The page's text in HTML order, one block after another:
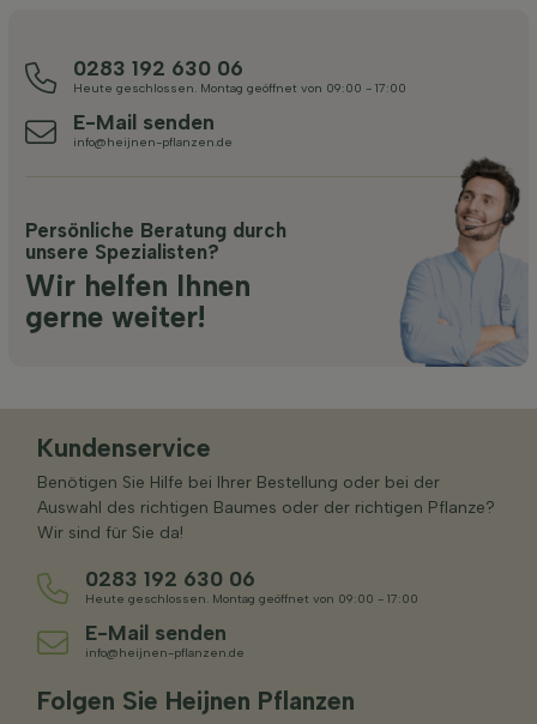
0283 192 630 06
Heute geschlossen. Montag geöffnet von 09:00 - 17:00
E-Mail senden
info@heijnen-pflanzen.de
Persönliche Beratung durch
unsere Spezialisten?
Wir helfen Ihnen
gerne weiter!
Kundenservice
Benötigen Sie Hilfe bei Ihrer Bestellung oder bei der
Auswahl des richtigen Baumes oder der richtigen Pflanze?
Wir sind für Sie da!
0283 192 630 06
Heute geschlossen. Montag geöffnet von 09:00 - 17:00
E-Mail senden
info@heijnen-pflanzen.de
Folgen Sie Heijnen Pflanzen